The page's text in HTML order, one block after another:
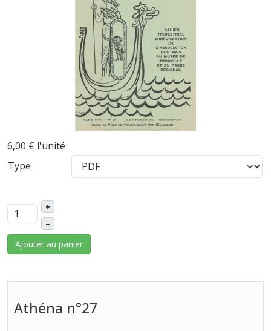
6,00 € l'unité
Type
+
–
Ajouter au panier
Athéna n°27